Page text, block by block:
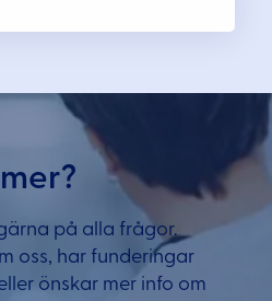
på alla frågor.
oss, har funderingar
önskar mer info om